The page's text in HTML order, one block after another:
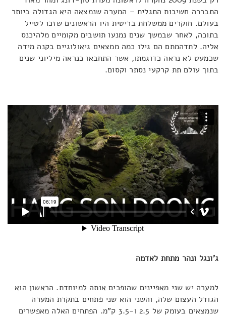
התבררה חשיבות התגלית – המערה שנמצאה היא הגדולה ביותר
בעולם. חוקרים ממשלחת בריטית היו הראשונים שזכו לטייל
בתוכה, לאחר שבמשך שנים נמנעו תושבים מקומיים מלהיכנס
אליה. לתדהמתם הם גילו כמה ממצאים גיאולוגיים בקנה מידה
שכמעט לא נראה כדוגמתו, אשר התחבאו כנראה מיליוני שנים
בתוך עולם תת קרקעי נסתר וקסום.
ג'ונגל ונהר מתחת לאדמה
למערה יש שני מאפיינים שהופכים אותה למיוחדת. הראשון הוא
הגודל העצום שלה, והשני הוא שני פתחים בתקרת המערה
שנמצאים בעומק של 2.5 ו-3.5 ק"מ. הפתחים האלה מאפשרים